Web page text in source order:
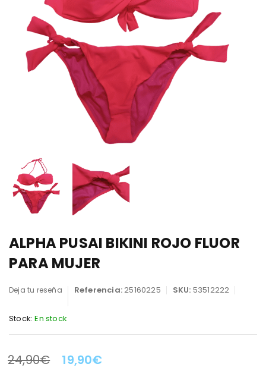
ALPHA PUSAI BIKINI ROJO FLUOR
PARA MUJER
Deja tu reseña Referencia:25160225 SKU: 53512222
Stock: En stock
LA OFERTA TERMINA EN:
24,90€ 19,90€